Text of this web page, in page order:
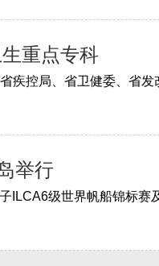
重点专科
举行